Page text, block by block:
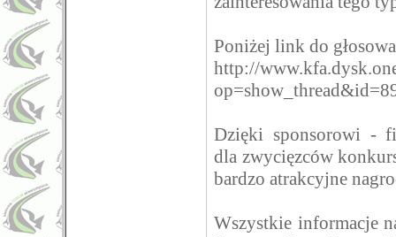
Poniżej link do
http://
Dzięki sponsorowi -
dla zwycięzców
bardzo atrakcyjne
Wszystkie informacje